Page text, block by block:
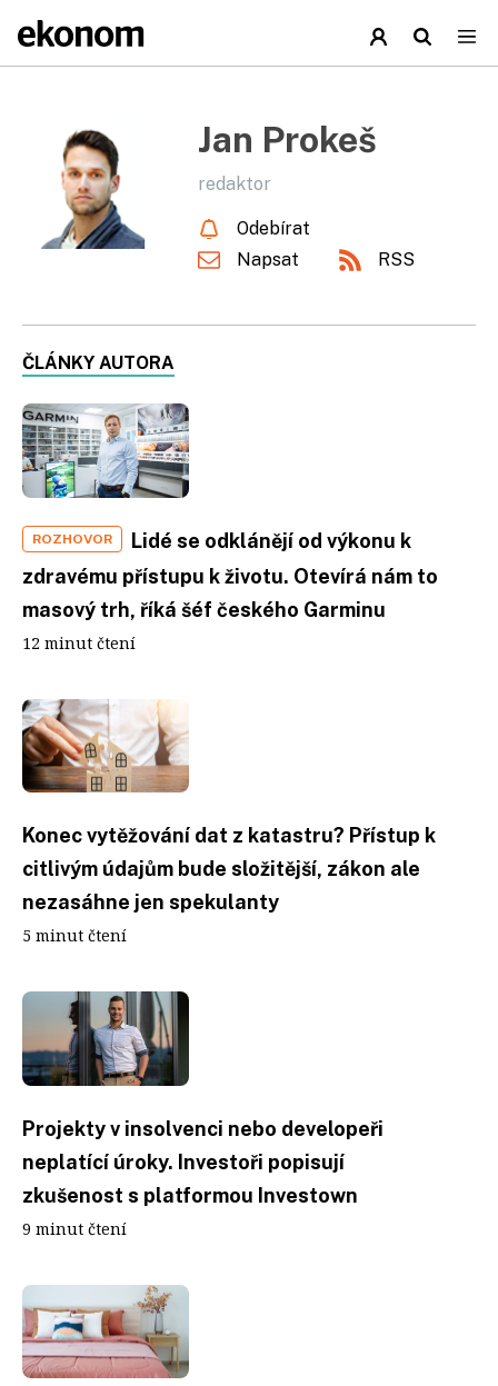
Jan Prokeš
redaktor
Odebírat
Napsat
RSS
ČLÁNKY AUTORA
ROZHOVOR
Lidé se odklánějí od výkonu k
zdravému přístupu k životu. Otevírá nám to
masový trh, říká šéf českého Garminu
12 minut čtení
Konec vytěžování dat z katastru? Přístup k
citlivým údajům bude složitější, zákon ale
nezasáhne jen spekulanty
5 minut čtení
Projekty v insolvenci nebo developeři
neplatící úroky. Investoři popisují
zkušenost s platformou Investown
9 minut čtení